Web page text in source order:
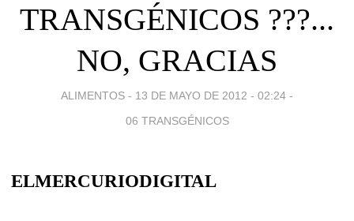
TRANSGÉNICOS ???...
NO, GRACIAS
ALIMENTOS - 13 DE MAYO DE 2012 - 02:24 -
06 TRANSGÉNICOS
ELMERCURIODIGITAL